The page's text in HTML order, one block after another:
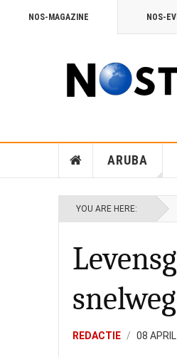
NOS-MAGAZINE NOS-
ARUBA
YOU ARE HERE:
REDACTIE 08